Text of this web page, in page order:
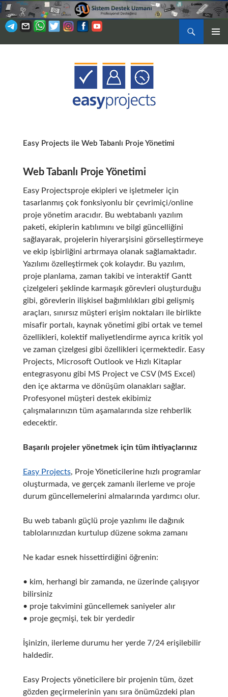
Ara
Easy Projects ile Web Tabanlı Proje Yönetimi
Web Tabanlı Proje Yönetimi
Easy Projectsproje ekipleri ve işletmeler için
tasarlanmış çok fonksiyonlu bir çevrimiçi/online
proje yönetim aracıdır. Bu webtabanlı yazılım
paketi, ekiplerin katılımını ve bilgi güncelliğini
sağlayarak, projelerin hiyerarşisini görselleştirmeye
ve ekip işbirliğini artırmaya olanak sağlamaktadır.
Yazılımı özelleştirmek çok kolaydır. Bu yazılım,
proje planlama, zaman takibi ve interaktif Gantt
çizelgeleri şeklinde karmaşık görevleri oluşturduğu
gibi, görevlerin ilişkisel bağımlılıkları gibi gelişmiş
araçları, sınırsız müşteri erişim noktaları ile birlikte
misafir portalı, kaynak yönetimi gibi ortak ve temel
özellikleri, kolektif maliyetlendirme ayrıca kritik yol
ve zaman çizelgesi gibi özellikleri içermektedir. Easy
Projects, Microsoft Outlook ve Hızlı Kitaplar
entegrasyonu gibi MS Project ve CSV (MS Excel)
den içe aktarma ve dönüşüm olanakları sağlar.
Profesyonel müşteri destek ekibimiz
çalışmalarınızın tüm aşamalarında size rehberlik
edecektir.
Başarılı projeler yönetmek için tüm ihtiyaçlarınız
Easy Projects, Proje Yöneticilerine hızlı programlar
oluşturmada, ve gerçek zamanlı ilerleme ve proje
durum güncellemelerini almalarında yardımcı olur.
Bu web tabanlı güçlü proje yazılımı ile dağınık
tablolarınızdan kurtulup düzene sokma zamanı
Ne kadar esnek hissettirdiğini öğrenin:
• kim, herhangi bir zamanda, ne üzerinde çalışıyor
bilirsiniz
• proje takvimini güncellemek saniyeler alır
• proje geçmişi, tek bir yerdedir
İşinizin, ilerleme durumu her yerde 7/24 erişilebilir
haldedir.
Easy Projects yöneticilere bir projenin tüm, özet
gözden geçirmelerinin yanı sıra önümüzdeki plan